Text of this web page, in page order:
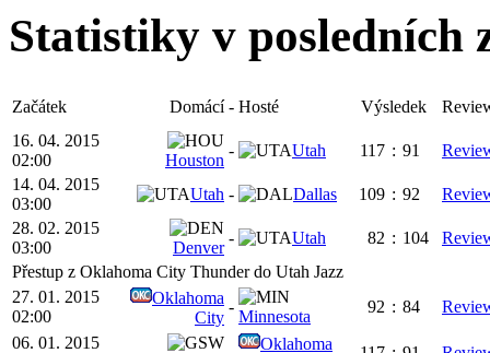
Statistiky v posledních
Začátek Domácí - Hosté Výsledek
16. 04. 2015
02:00
Houston
- Utah 117 : 91
14. 04. 2015
03:00
Utah - Dallas 109 : 92
28. 02. 2015
03:00
Denver
- Utah 82 : 104
Přestup z Oklahoma City Thunder do Utah Jazz
27. 01. 2015
02:00
Oklahoma
City
-
Minnesota
92 : 84
06. 01. 2015
Oklahoma